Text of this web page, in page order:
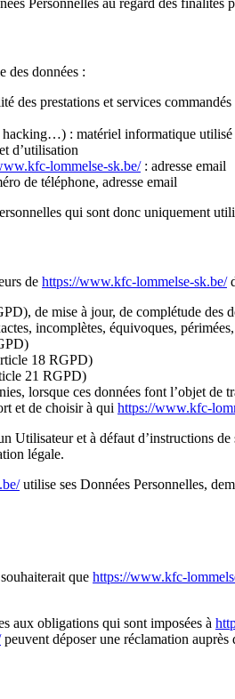
Personnelles au regard des finalités
des données :
des prestations et services
: matériel informatique utilisé
d’utilisation
lommelse-sk.be/: adresse email
de téléphone, adresse email
qui sont donc uniquement
de https://www.kfc-lommelse-sk.be/
de mise à jour, de complétude des
incomplètes, équivoques,
18 RGPD)
21 RGPD)
lorsque ces données font l’objet
et de choisir à qui https://www.kfc-
Utilisateur et à défaut d’instructions de
légale.
utilise ses Données Personnelles,
que https://www.kfc-
aux obligations qui sont imposées à
peuvent déposer une réclamation